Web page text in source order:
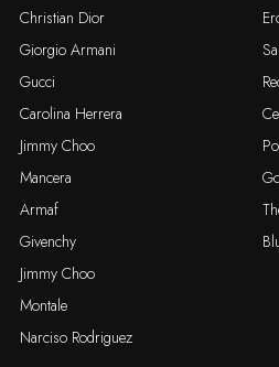
Christian Dior
Giorgio Armani
Gucci
Carolina Herrera
Jimmy Choo
Mancera
Armaf
Givenchy
Jimmy Choo
Montale
Narciso Rodriguez